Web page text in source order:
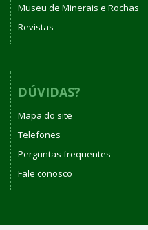
Museu de Minerais e Rochas
Revistas
DÚVIDAS?
Mapa do site
Telefones
Perguntas frequentes
Fale conosco